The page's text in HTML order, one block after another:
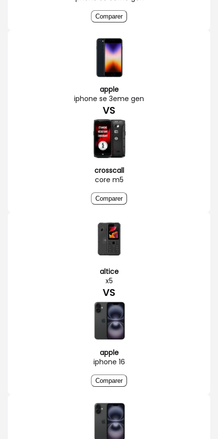
Comparer
apple
iphone se 3eme gen
VS
crosscall
core m5
Comparer
altice
x5
VS
apple
iphone 16
Comparer